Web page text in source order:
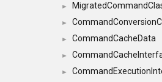
►
►
► CommandCacheData
►
►